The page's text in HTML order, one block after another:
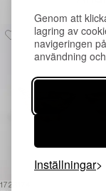
Genom att
lagring av
navigeringen
användning
Inställningar
1723174